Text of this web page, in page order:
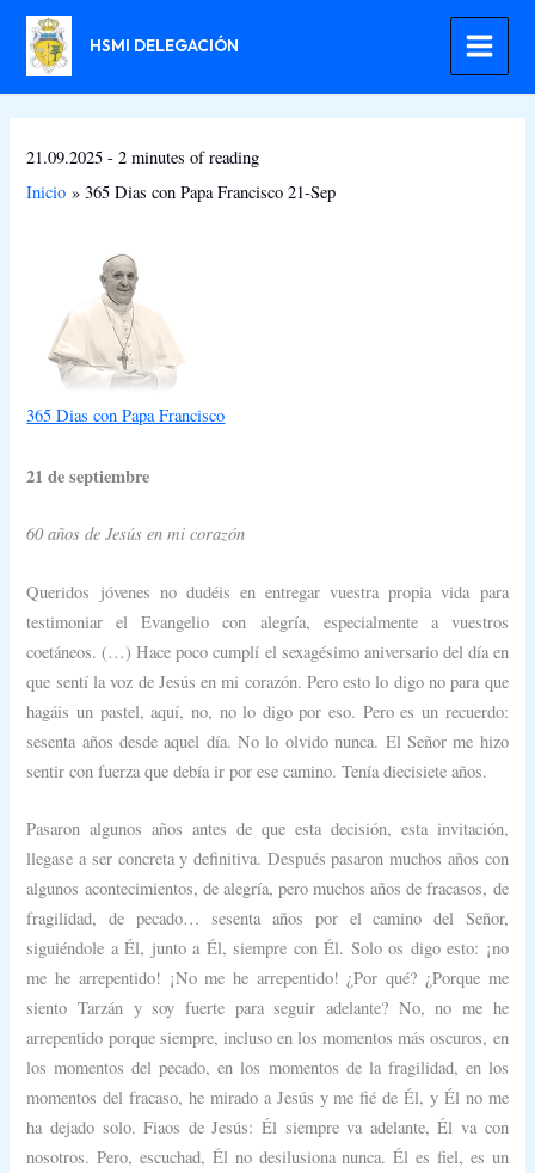
contenido
HSMI DELEGACIÓN
21.09.2025-2 minutes of reading
Inicio
365 Dias con Papa Francisco 21-Sep
365 Dias con Papa Francisco
21 de septiembre
60 años de Jesús en mi corazón
Queridos jóvenes no dudéis en entregar vuestra propia vida para
testimoniar el Evangelio con alegría, especialmente a vuestros
coetáneos. (…) Hace poco cumplí el sexagésimo aniversario del día en
que sentí la voz de Jesús en mi corazón. Pero esto lo digo no para que
hagáis un pastel, aquí, no, no lo digo por eso. Pero es un recuerdo:
sesenta años desde aquel día. No lo olvido nunca. El Señor me hizo
sentir con fuerza que debía ir por ese camino. Tenía diecisiete años.
Pasaron algunos años antes de que esta decisión, esta invitación,
llegase a ser concreta y definitiva. Después pasaron muchos años con
algunos acontecimientos, de alegría, pero muchos años de fracasos, de
fragilidad, de pecado… sesenta años por el camino del Señor,
siguiéndole a Él, junto a Él, siempre con Él. Solo os digo esto: ¡no
me he arrepentido! ¡No me he arrepentido! ¿Por qué? ¿Porque me
siento Tarzán y soy fuerte para seguir adelante? No, no me he
arrepentido porque siempre, incluso en los momentos más oscuros, en
los momentos del pecado, en los momentos de la fragilidad, en los
momentos del fracaso, he mirado a Jesús y me fié de Él, y Él no me
ha dejado solo. Fiaos de Jesús: Él siempre va adelante, Él va con
nosotros. Pero, escuchad, Él no desilusiona nunca. Él es fiel, es un